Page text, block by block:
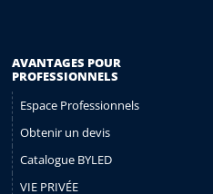
AVANTAGES POUR
PROFESSIONNELS
Espace Professionnels
Obtenir un devis
Catalogue BYLED
VIE PRIVÉE